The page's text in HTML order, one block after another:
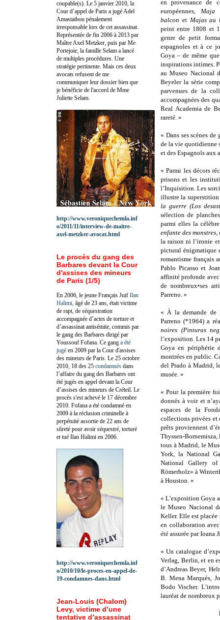
en provenance de
européennes,Maja
balcon et Majas au
peint entre 1808 et
genre de petit
espagnoles et à ce
Goya – de même
inspirations intimes.
au Museo Nacional
Beyeler la série
parvenues de la
accompagnées des
Real Academia de
rareté. »
« Dans ses scènes
de la vie quotidienne
et des Espagnols aux
« Parmi les décors
prisons et les
l’Inquisition. Les
illustre la superstition
la guerre (Los
sélection de
parmi elles la
enfante des monstres,
la raison ni l’ironie
pictural énigmatique
romantisme français
Pablo Picasso et
affinité profonde
de nombreux•ses
Parreno. »
« À la demande de
Parreno (*1964) a
noires (Pinturas
l’exposition. Les 14
Goya en périphérie
montrées en public.
del Prado à Madrid,
musée. »
« Pour la première
donnés à voir et
espaces de la
collections privées et
prêts proviennent
Thyssen-
tous à Madrid, le
York, la National
National Gallery
Römerholz» à
à Houston. »
« L’exposition Goya
le Museo Nacional
Keller. Elle est placée
en collaboration
été assurée par Ioana
« Un catalogue
Verlag, Berlin, et en
d’Andreas Beyer,
B. Mena Marqués,
Bodo Vischer.
lauréat de nombreux
coupable(s). Le 5 janvier 2010, la
Cour d’appel de Paris a jugé Adel
Amastaibou pénalement
irresponsable lors de cet assassinat.
Représentée de fin 2006 à 2013 par
Maître Axel Metzker, puis par Me
Portejoie, la famille Selam a lancé
de multiples procédures. Une
stratégie pertinente. Mais ces deux
avocats refusent de me
communiquer leur dossier bien que
je bénéficie de l'accord de Mme
Juliette Selam.
http://www.veroniquechemla.inf
o/2011/11/interview-de-maitre-
axel-metzker-avocat.html
Le procès du gang des
Barbares devant la Cour
d'assises des mineurs
de Paris (1/5)
En 2006, le jeune Français Juif Ilan
Halimi, âgé de 23 ans, était victime
de rapt, de séquestration
accompagnée d’actes de torture et
d’assassinat antisémite, commis par
le gang des Barbares dirigé par
Youssouf Fofana. Ce gang a été
jugé en 2009 par la Cour d'assises
des mineurs de Paris. Le 25 octobre
2010, 18 des 25 condamnés dans
l’affaire du gang des Barbares ont
été jugés en appel devant la Cour
d’assises des mineurs de Créteil. Le
procès s'est achevé le 17 décembre
2010. Fofana a été condamné en
2009 à la réclusion criminelle à
perpétuité assortie de 22 ans de
sûreté pour avoir séquestré, torturé
et tué Ilan Halimi en 2006.
http://www.veroniquechemla.inf
o/2010/10/le-proces-en-appel-de-
19-condamnes-dans.html
Jean-Louis (Chalom)
Levy, victime d’une
tentative d’assassinat